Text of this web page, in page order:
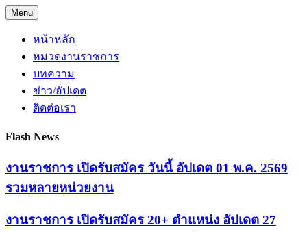
Skip
to
content
Menu
หน้าหลัก
หมวดงานราชการ
บทความ
ข่าว/อัปเดต
ติดต่อเรา
Flash News
งานราชการ เปิดรับสมัคร วันนี้ อัปเดต 01 พ.ค. 2569
รวมหลายหน่วยงาน
งานราชการ เปิดรับสมัคร 20+ ตำแหน่ง อัปเดต 27